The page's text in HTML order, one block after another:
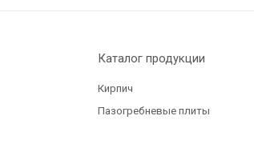
Каталог продукции
Кирпич
Пазогребневые плиты